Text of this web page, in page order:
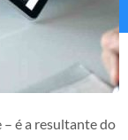
é a resultante do